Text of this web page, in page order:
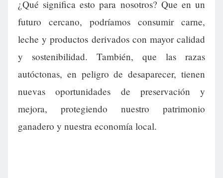
¿Qué significa esto para nosotros? Que en un
futuro cercano, podríamos consumir carne,
leche y productos derivados con mayor calidad
y sostenibilidad. También, que las razas
autóctonas, en peligro de desaparecer, tienen
nuevas oportunidades de preservación y
mejora, protegiendo nuestro patrimonio
ganadero y nuestra economía local.